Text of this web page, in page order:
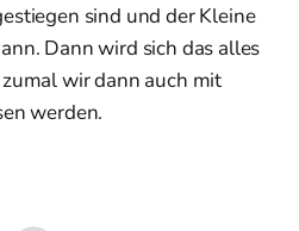
sind und der Kleine
Dann wird sich das alles
wir dann auch mit
werden.